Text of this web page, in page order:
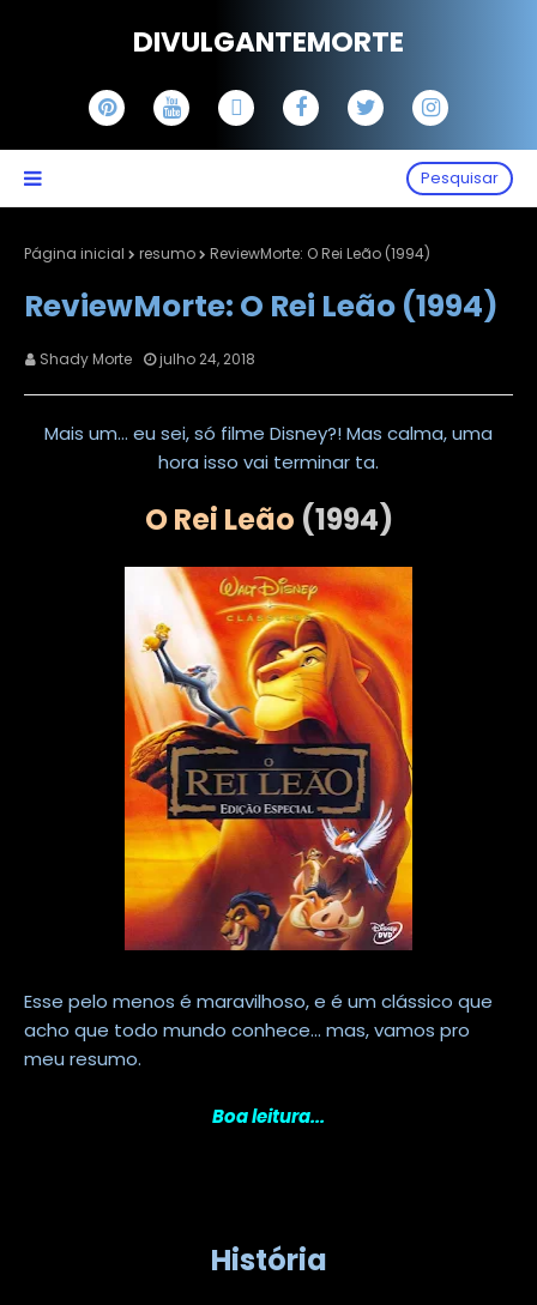
DIVULGANTEMORTE
Pesquisar
Página inicial resumo ReviewMorte: O Rei Leão (1994)
ReviewMorte: O Rei Leão (1994)
Shady Morte julho 24, 2018
Mais um... eu sei, só filme Disney?! Mas calma, uma
hora isso vai terminar ta.
O Rei Leão (1994)
Esse pelo menos é maravilhoso, e é um clássico que
acho que todo mundo conhece... mas, vamos pro
meu resumo.
Boa leitura...
História